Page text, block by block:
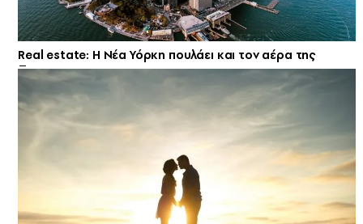
Real estate: H Νέα Υόρκη πουλάει και τον αέρα της